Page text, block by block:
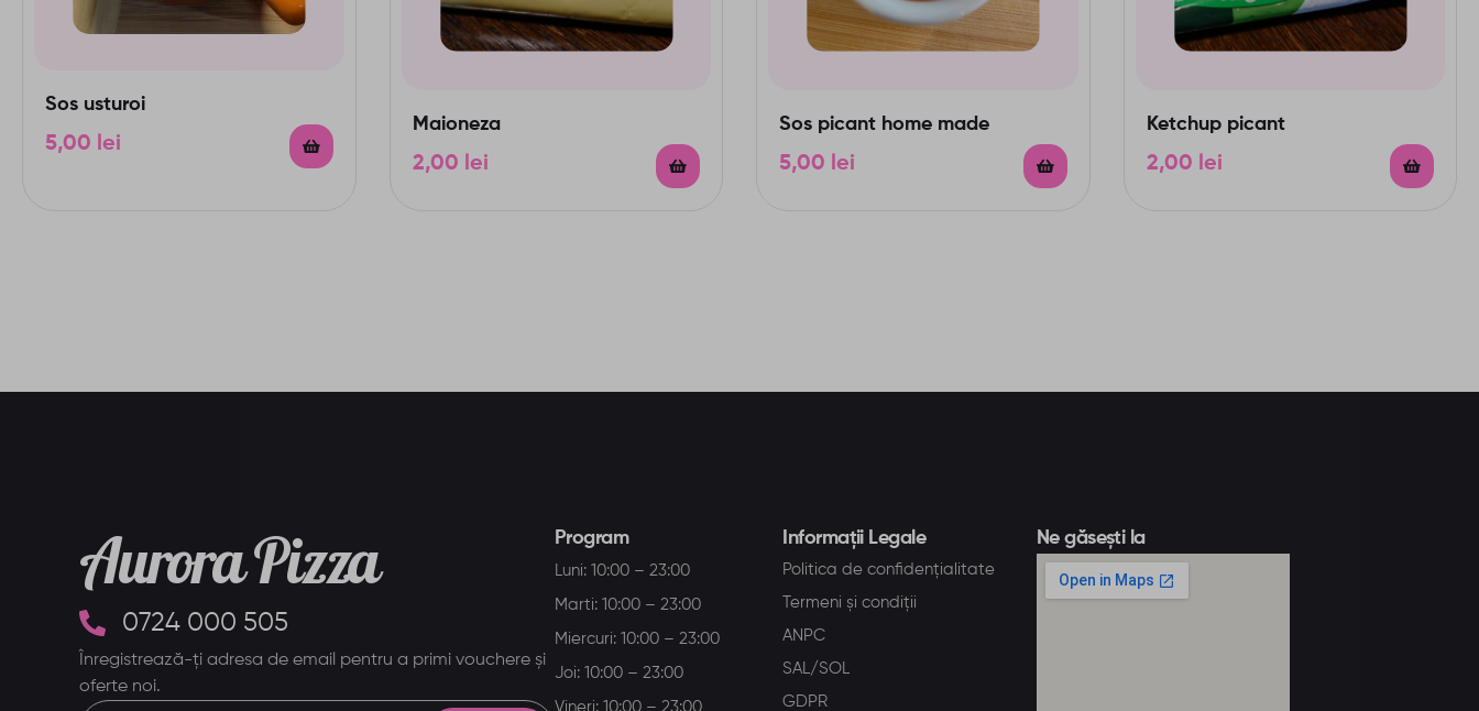
Sos usturoi
5,00 lei
Maioneza
2,00 lei
Sos picant home made
5,00 lei
Ketchup picant
2,00 lei
Aurora Pizza
0724 000 505
Înregistrează-ți adresa de email pentru a primi vouchere și
oferte noi.
Program
Luni: 10:00 – 23:00
Marti: 10:00 – 23:00
Miercuri: 10:00 – 23:00
Joi: 10:00 – 23:00
Vineri: 10:00 – 23:00
Informații Legale
Politica de confidențialitate
Termeni și condiții
ANPC
SAL/SOL
GDPR
Ne găsești la